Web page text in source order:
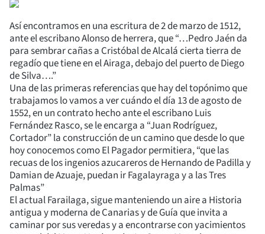
Así encontramos en una escritura de 2 de marzo de 1512,
ante el escribano Alonso de herrera, que “…Pedro Jaén da
para sembrar cañas a Cristóbal de Alcalá cierta tierra de
regadío que tiene en el Airaga, debajo del puerto de Diego
de Silva….”
Una de las primeras referencias que hay del topónimo que
trabajamos lo vamos a ver cuándo el día 13 de agosto de
1552, en un contrato hecho ante el escribano Luis
Fernández Rasco, se le encarga a “Juan Rodríguez,
Cortador” la construcción de un camino que desde lo que
hoy conocemos como El Pagador permitiera, “que las
recuas de los ingenios azucareros de Hernando de Padilla y
Damian de Azuaje, puedan ir Fagalayraga y a las Tres
Palmas”
El actual Farailaga, sigue manteniendo un aire a Historia
antigua y moderna de Canarias y de Guía que invita a
caminar por sus veredas y a encontrarse con yacimientos